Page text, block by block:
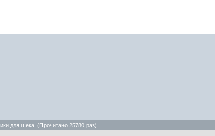
для шека (Прочитано 25780 раз)